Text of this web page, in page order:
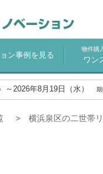
ン事例を見る
物件購
ワン
～2026年8月19日（水）
横浜泉区の二世帯